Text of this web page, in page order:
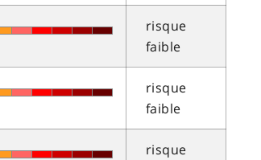
risque
faible
risque
faible
risque